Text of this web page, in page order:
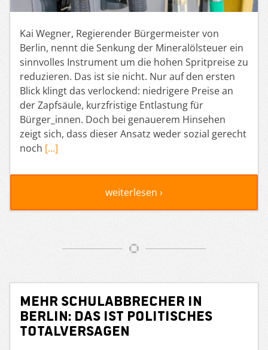
Kai Wegner, Regierender Bürgermeister von
Berlin, nennt die Senkung der Mineralölsteuer ein
sinnvolles Instrument um die hohen Spritpreise zu
reduzieren. Das ist sie nicht. Nur auf den ersten
Blick klingt das verlockend: niedrigere Preise an
der Zapfsäule, kurzfristige Entlastung für
Bürger_innen. Doch bei genauerem Hinsehen
zeigt sich, dass dieser Ansatz weder sozial gerecht
noch […]
weiterlesen ›
Mehr Schulabbrecher in
Berlin: Das ist politisches
Totalversagen